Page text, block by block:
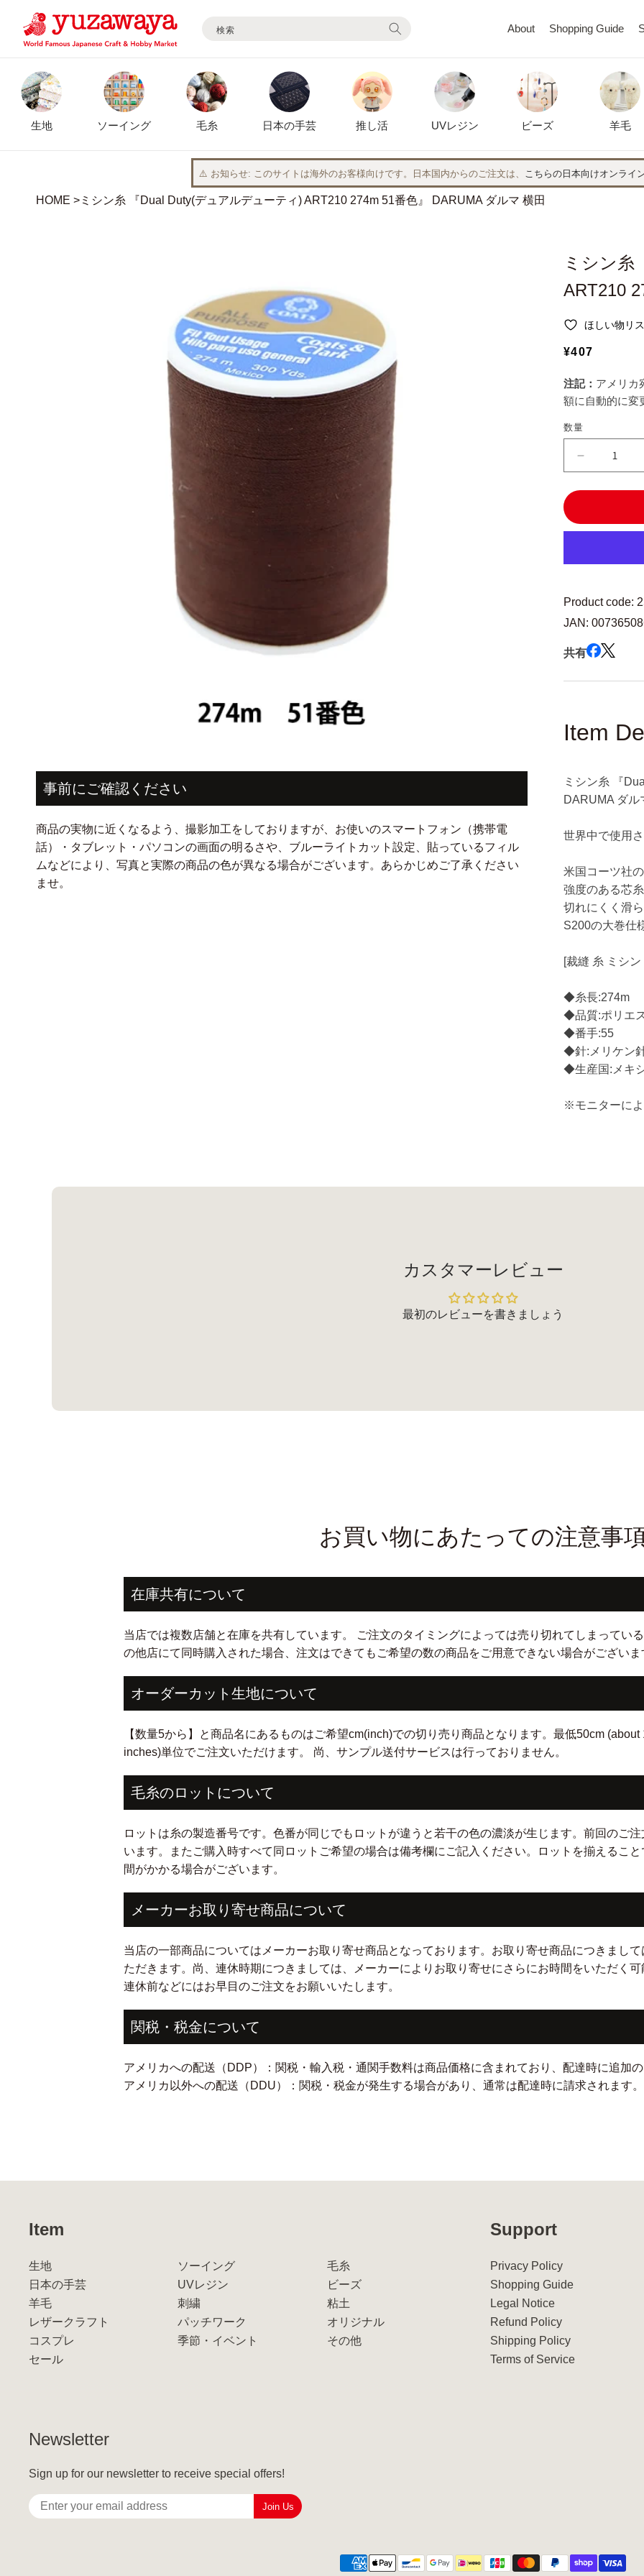
ンツに
進む
検索 About Shopping Guide
生地 ソーイング 毛糸 日本の手芸 推し活 UVレジン ビーズ 羊毛
⚠️ お知らせ このサイトは海外のお客様向けです。日本国内からのご注文は、 こちらの日本向けオンライ
HOME ミシン糸 『Dual Duty(デュアルデューティ) ART210 274m 51番色』 DARUMA ダルマ 横田
ダ
デ
ア
(1)
開
事前にご確認ください
商品の実物に近くなるよう、撮影加工をしておりますが、お使いのスマートフォン（携帯電
話）・タブレット・パソコンの画面の明るさや、ブルーライトカット設定、貼っているフィル
ムなどにより、写真と実際の商品の色が異なる場合がございます。あらかじめご了承ください
ませ。
ミシン糸
ART210
ほしい物リ
通
価
格
¥407
注記： アメリカ
額に自動的に変
数量
『Dual
ュ
ル
デ
ー
51
DARUMA
ダ
マ
田
の
数
量
減
す
Product code:
JAN:
共有
Item
ミシン糸 『
DARUMA ダル
世界中で使用
米国コーツ社
強度のある芯
切れにくく滑
S200の大巻仕
[裁縫 糸 ミシ
◆糸長:274m
◆品質:ポリエ
◆番手:55
◆針:メリケン
◆生産国:メキ
※モニターに
カスタマーレビュー
最初のレビューを書きましょう
お買い物にあたっての注意事
在庫共有について
当店では複数店舗と在庫を共有しています。 ご注文のタイミングによっては売り切れてしまってい
の他店にて同時購入された場合、注文はできてもご希望の数の商品をご用意できない場合がござい
オーダーカット生地について
【数量5から】と商品名にあるものはご希望cm(inch)での切り売り商品となります。最低50cm
inches)単位でご注文いただけます。 尚、サンプル送付サービスは行っておりません。
毛糸のロットについて
ロットは糸の製造番号です。色番が同じでもロットが違うと若干の色の濃淡が生じます。前回のご
います。またご購入時すべて同ロットご希望の場合は備考欄にご記入ください。ロットを揃えるこ
間がかかる場合がございます。
メーカーお取り寄せ商品について
当店の一部商品についてはメーカーお取り寄せ商品となっております。お取り寄せ商品につきまし
ただきます。尚、連休時期につきましては、メーカーによりお取り寄せにさらにお時間をいただく
連休前などにはお早目のご注文をお願いいたします。
関税・税金について
アメリカへの配送（DDP）：関税・輸入税・通関手数料は商品価格に含まれており、配達時に追加
アメリカ以外への配送（DDU）：関税・税金が発生する場合があり、通常は配達時に請求されます。
Item
生地 ソーイング
毛糸
日本の手芸
UVレジン
ビーズ
羊毛
刺繍
粘土
レザークラフト
パッチワーク
オリジナル
コスプレ
季節・イベント
その他
セール
Support
Privacy Policy
Shopping Guide
Legal Notice
Refund Policy
Shipping Policy
Terms of Service
Newsletter
Sign up for our newsletter to receive special offers!
Join Us